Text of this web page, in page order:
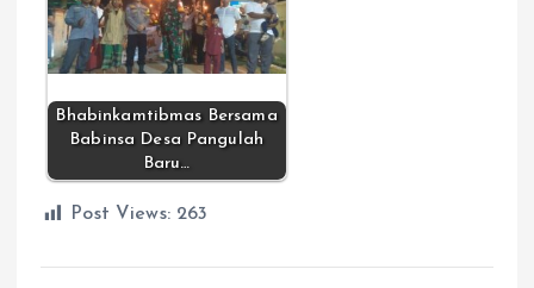
Bhabinkamtibmas Bersama
Babinsa Desa Pangulah
Baru…
Post Views: 263